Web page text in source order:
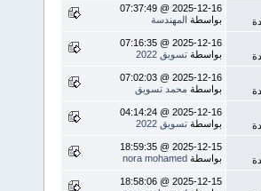
2025-12-16 @ 07:37:49
بواسطة المهندسة
2025-12-16 @ 07:16:35
بواسطة تسويق 2022
2025-12-16 @ 07:02:03
بواسطة محمد تسويق
2025-12-16 @ 04:14:24
بواسطة تسويق 2022
2025-12-15 @ 18:59:35
بواسطة nora mohamed
2025-12-15 @ 18:58:06